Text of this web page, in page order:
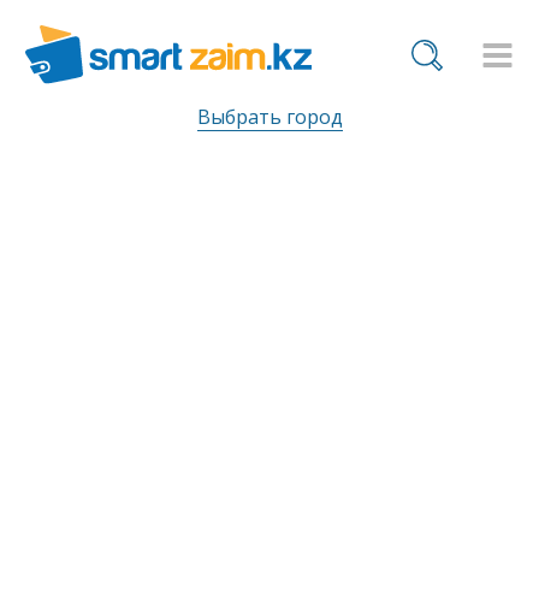
Выбрать город